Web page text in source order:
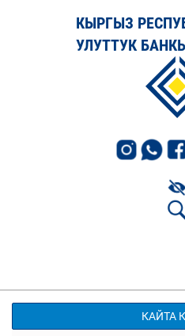
КЫРГЫЗ
УЛУТТУК
КАЙТА